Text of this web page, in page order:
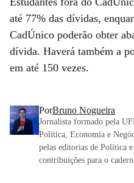
até 77% das dívidas,
CadÚnico poderão obter
dívida. Haverá também a
em até 150 vezes.
PorBruno Nogueira
Jornalista formado pela
Política, Economia e
pelas editorias de Política
contribuições para o